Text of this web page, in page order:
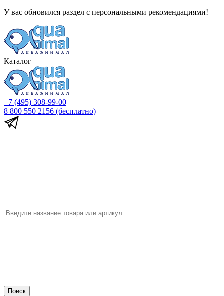
У вас обновился раздел с персональными рекомендациями!
Каталог
+7 (495) 308-99-00
8 800 550 2156 (бесплатно)